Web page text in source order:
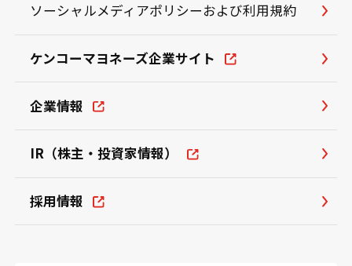
ソーシャルメディアポリシーおよび利用規約
ケンコーマヨネーズ企業サイト
企業情報
IR（株主・投資家情報）
採用情報